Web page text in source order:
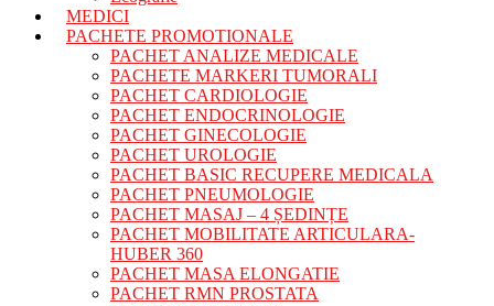
MEDICI
PACHETE PROMOTIONALE
PACHET ANALIZE MEDICALE
PACHETE MARKERI TUMORALI
PACHET CARDIOLOGIE
PACHET ENDOCRINOLOGIE
PACHET GINECOLOGIE
PACHET UROLOGIE
PACHET BASIC RECUPERE MEDICALA
PACHET PNEUMOLOGIE
PACHET MASAJ – 4 ȘEDINȚE
PACHET MOBILITATE ARTICULARA-
HUBER 360
PACHET MASA ELONGATIE
PACHET RMN PROSTATA